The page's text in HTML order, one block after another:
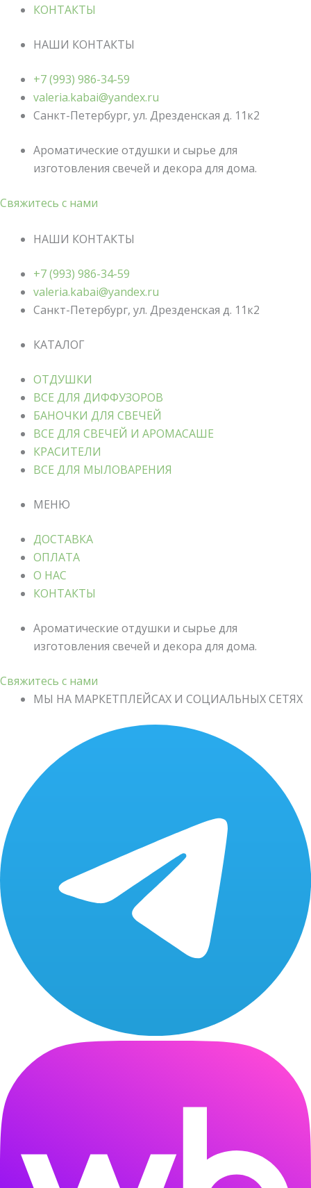
КОНТАКТЫ
НАШИ КОНТАКТЫ
+7 (993) 986-34-59
valeria.kabai@yandex.ru
Санкт-Петербург, ул. Дрезденская д. 11к2
Ароматические отдушки и сырье для
изготовления свечей и декора для дома.
Свяжитесь с нами
НАШИ КОНТАКТЫ
+7 (993) 986-34-59
valeria.kabai@yandex.ru
Санкт-Петербург, ул. Дрезденская д. 11к2
КАТАЛОГ
ОТДУШКИ
ВСЕ ДЛЯ ДИФФУЗОРОВ
БАНОЧКИ ДЛЯ СВЕЧЕЙ
ВСЕ ДЛЯ СВЕЧЕЙ И АРОМАСАШЕ
КРАСИТЕЛИ
ВСЕ ДЛЯ МЫЛОВАРЕНИЯ
МЕНЮ
ДОСТАВКА
ОПЛАТА
О НАС
КОНТАКТЫ
Ароматические отдушки и сырье для
изготовления свечей и декора для дома.
Свяжитесь с нами
МЫ НА МАРКЕТПЛЕЙСАХ И СОЦИАЛЬНЫХ СЕТЯХ